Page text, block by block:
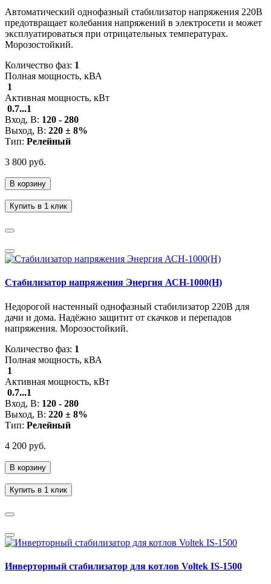
Автоматический однофазный стабилизатор напряжения 220В
предотвращает колебания напряжений в электросети и может
эксплуатироваться при отрицательных температурах.
Морозостойкий.
Количество фаз: 1
Полная мощность, кВА
1
Активная мощность, кВт
0.7...1
Вход, В: 120 - 280
Выход, В: 220 ± 8%
Тип: Релейный
3 800 руб.
В корзину
Купить в 1 клик
Стабилизатор напряжения Энергия АСН-1000(Н)
Недорогой настенный однофазный стабилизатор 220В для
дачи и дома. Надёжно защитит от скачков и перепадов
напряжения. Морозостойкий.
Количество фаз: 1
Полная мощность, кВА
1
Активная мощность, кВт
0.7...1
Вход, В: 120 - 280
Выход, В: 220 ± 8%
Тип: Релейный
4 200 руб.
В корзину
Купить в 1 клик
Инверторный стабилизатор для котлов Voltek IS-1500